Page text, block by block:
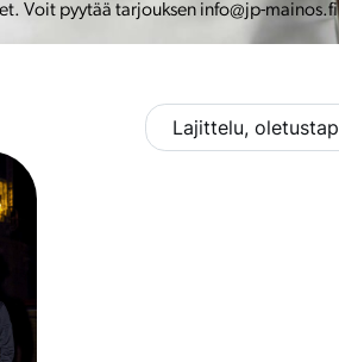
Voit pyytää tarjouksen info@jp-mainos.fi